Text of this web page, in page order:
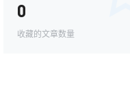
0
收藏的文章数量